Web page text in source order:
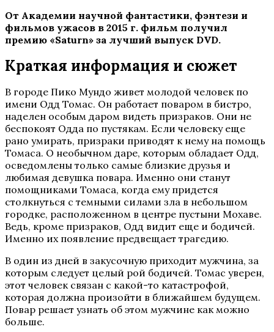
От Академии научной фантастики, фэнтези и
фильмов ужасов в 2015 г. фильм получил
премию «Saturn» за лучший выпуск DVD.
Краткая информация и сюжет
В городе Пико Мундо живет молодой человек по
имени Одд Томас. Он работает поваром в бистро,
наделен особым даром видеть призраков. Они не
беспокоят Одда по пустякам. Если человеку еще
рано умирать, призраки приводят к нему на помощь
Томаса. О необычном даре, которым обладает Одд,
осведомлены только самые близкие друзья и
любимая девушка повара. Именно они станут
помощниками Томаса, когда ему придется
столкнуться с темными силами зла в небольшом
городке, расположенном в центре пустыни Мохаве.
Ведь, кроме призраков, Одд видит еще и бодичей.
Именно их появление предвещает трагедию.
В один из дней в закусочную приходит мужчина, за
которым следует целый рой бодичей. Томас уверен,
этот человек связан с какой-то катастрофой,
которая должна произойти в ближайшем будущем.
Повар решает узнать об этом мужчине как можно
больше.